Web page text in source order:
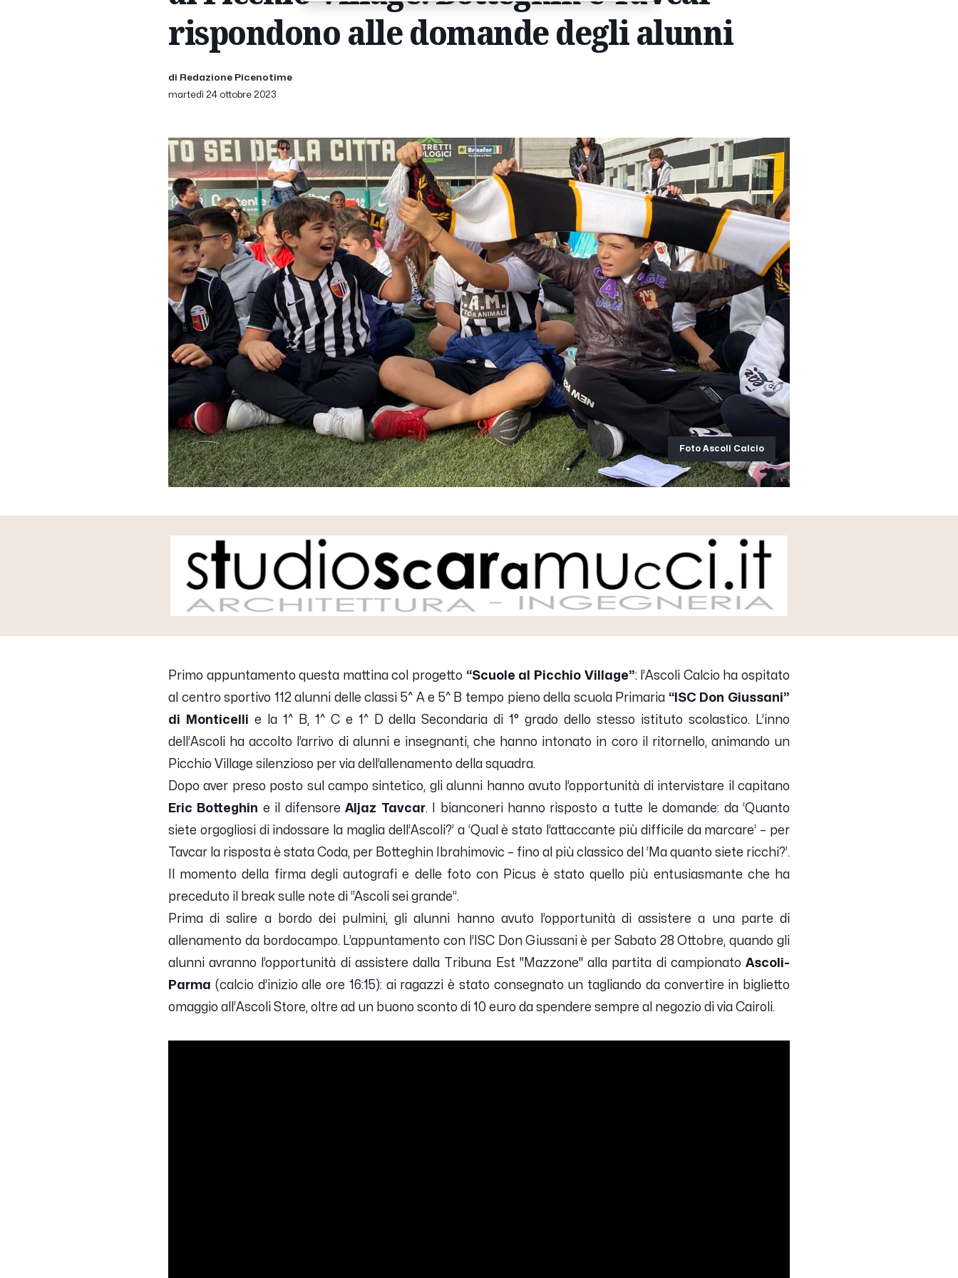
rispondono alle domande degli alunni
di Redazione Picenotime
martedì 24 ottobre 2023
Foto Ascoli Calcio
Primo appuntamento questa mattina col progetto “Scuole al Picchio Village”: l’Ascoli Calcio ha ospitato
al centro sportivo 112 alunni delle classi 5^ A e 5^ B tempo pieno della scuola Primaria “ISC Don Giussani”
di Monticelli e la 1^ B, 1^ C e 1^ D della Secondaria di 1° grado dello stesso istituto scolastico. L’inno
dell’Ascoli ha accolto l’arrivo di alunni e insegnanti, che hanno intonato in coro il ritornello, animando un
Picchio Village silenzioso per via dell’allenamento della squadra.
Dopo aver preso posto sul campo sintetico, gli alunni hanno avuto l’opportunità di intervistare il capitano
Eric Botteghin e il difensore Aljaz Tavcar. I bianconeri hanno risposto a tutte le domande: da ‘Quanto
siete orgogliosi di indossare la maglia dell’Ascoli?’ a ‘Qual è stato l’attaccante più difficile da marcare’ – per
Tavcar la risposta è stata Coda, per Botteghin Ibrahimovic – fino al più classico del ‘Ma quanto siete ricchi?’.
Il momento della firma degli autografi e delle foto con Picus è stato quello più entusiasmante che ha
preceduto il break sulle note di “Ascoli sei grande”.
Prima di salire a bordo dei pulmini, gli alunni hanno avuto l’opportunità di assistere a una parte di
allenamento da bordocampo. L’appuntamento con l’ISC Don Giussani è per Sabato 28 Ottobre, quando gli
alunni avranno l’opportunità di assistere dalla Tribuna Est "Mazzone" alla partita di campionato Ascoli-
Parma (calcio d’inizio alle ore 16:15): ai ragazzi è stato consegnato un tagliando da convertire in biglietto
omaggio all’Ascoli Store, oltre ad un buono sconto di 10 euro da spendere sempre al negozio di via Cairoli.